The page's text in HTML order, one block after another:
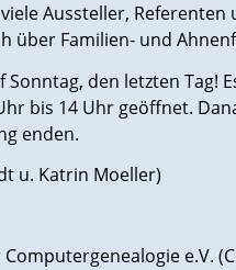
Aussteller, Referenten
über Familien- und
Sonntag, den letzten Tag!
bis 14 Uhr geöffnet.
enden.
u. Katrin Moeller)
e.V.